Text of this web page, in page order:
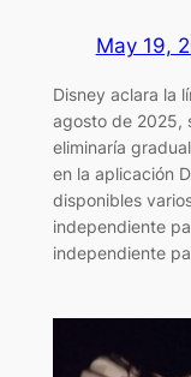
May 19,
Disney aclara la
agosto de 2025,
eliminaría
en la aplicación
disponibles
independiente
independiente